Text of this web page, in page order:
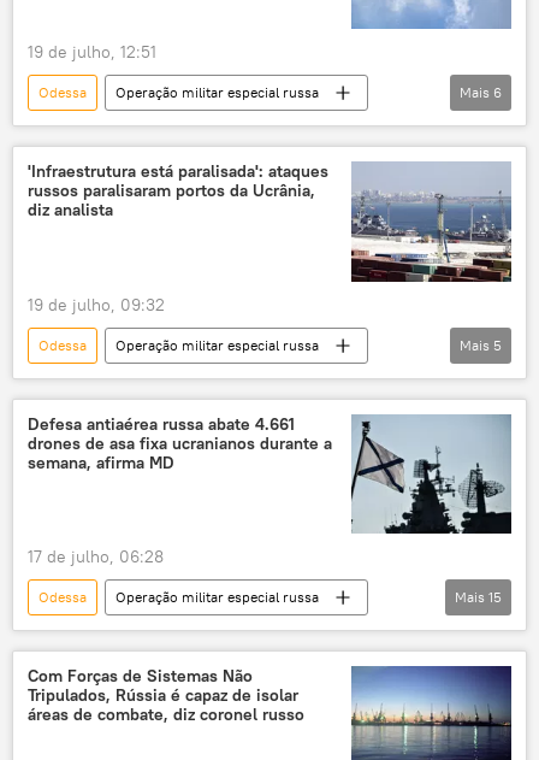
19 de julho, 12:51
Odessa
Operação militar especial russa
Rússia
Kiev
Ucrânia
Sputnik
Ministério da Defesa
Patriot
Mais 6
'Infraestrutura está paralisada': ataques
russos paralisaram portos da Ucrânia,
diz analista
19 de julho, 09:32
Odessa
Operação militar especial russa
portos
Zona Portuária
Ucrânia
Rússia
Mais 5
Defesa antiaérea russa abate 4.661
drones de asa fixa ucranianos durante a
semana, afirma MD
17 de julho, 06:28
Odessa
Operação militar especial russa
Rússia
Federação da Rússia
Ministério da Defesa (Rússia)
Forças Armadas da Rússia
Mais 15
Com Forças de Sistemas Não
Tripulados, Rússia é capaz de isolar
áreas de combate, diz coronel russo